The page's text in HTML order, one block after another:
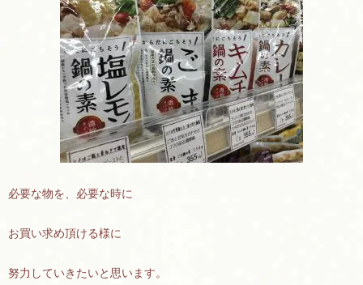
必要な物を、必要な時に
お買い求め頂ける様に
努力していきたいと思います。